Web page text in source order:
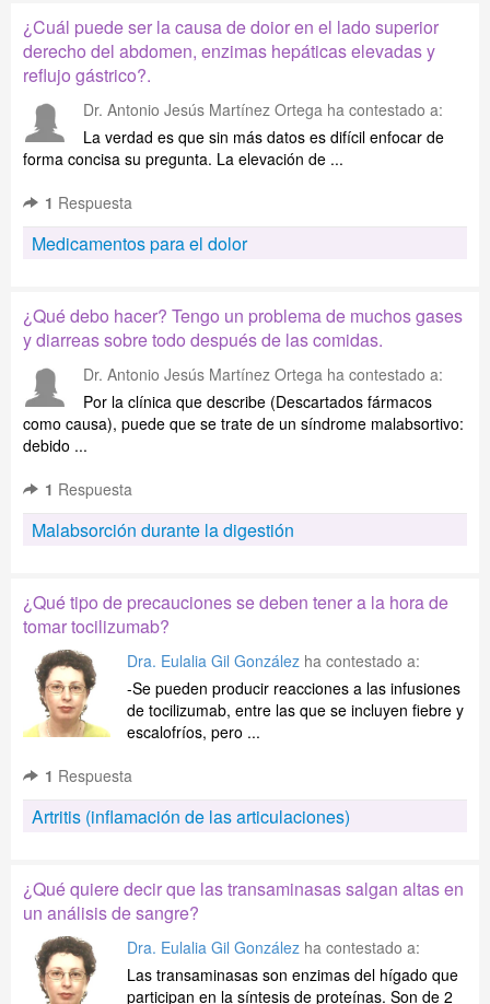
¿Cuál puede ser la causa de doior en el lado superior
derecho del abdomen, enzimas hepáticas elevadas y
reflujo gástrico?.
Dr. Antonio Jesús Martínez Ortega ha contestado a:
La verdad es que sin más datos es difícil enfocar de
forma concisa su pregunta. La elevación de ...
1 Respuesta
Medicamentos para el dolor
¿Qué debo hacer? Tengo un problema de muchos gases
y diarreas sobre todo después de las comidas.
Dr. Antonio Jesús Martínez Ortega ha contestado a:
Por la clínica que describe (Descartados fármacos
como causa), puede que se trate de un síndrome malabsortivo:
debido ...
1 Respuesta
Malabsorción durante la digestión
¿Qué tipo de precauciones se deben tener a la hora de
tomar tocilizumab?
Dra. Eulalia Gil González ha contestado a:
-Se pueden producir reacciones a las infusiones
de tocilizumab, entre las que se incluyen fiebre y
escalofríos, pero ...
1 Respuesta
Artritis (inflamación de las articulaciones)
¿Qué quiere decir que las transaminasas salgan altas en
un análisis de sangre?
Dra. Eulalia Gil González ha contestado a:
Las transaminasas son enzimas del hígado que
participan en la síntesis de proteínas. Son de 2